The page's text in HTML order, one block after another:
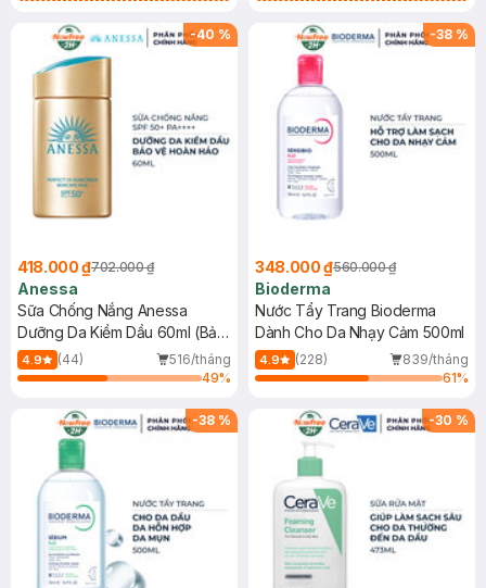
SPF 50+ 20ml (SL Có Hạn)
(SL có hạn)
-40 %
418.000 ₫702.000 ₫
Anessa
Sữa Chống Nắng Anessa
Dưỡng Da Kiềm Dầu 60ml (Bản
Mới)
4.9 (44)
516/tháng
49%
-38 %
348.000 ₫560.000 ₫
Bioderma
Nước Tẩy Trang Bioderma
Dành Cho Da Nhạy Cảm 500ml
4.9 (228)
839/tháng
61%
-38 % -30 %